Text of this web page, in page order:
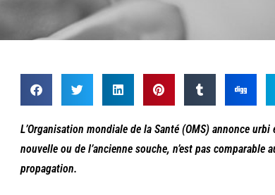
L’Organisation mondiale de la Santé (OMS) annonce
nouvelle ou de l’ancienne souche, n’est pas
propagation.